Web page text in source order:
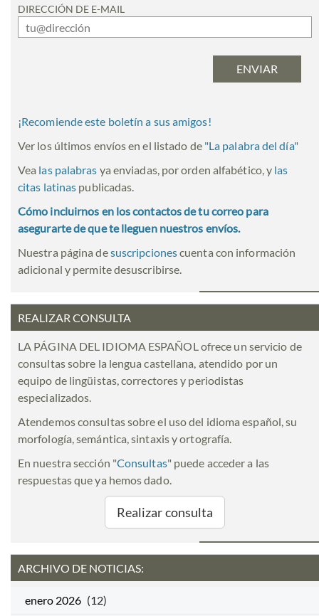
DIRECCIÓN DE E-MAIL
¡Recomiende este boletín a sus amigos!
Ver los últimos envíos en el listado de "La palabra del día"
Vea las palabras ya enviadas, por orden alfabético, y las
citas latinas publicadas.
Cómo incluirnos en los contactos de tu correo para
asegurarte de que te lleguen nuestros envíos.
Nuestra página desuscripcionescuenta con información
adicional y permite desuscribirse.
REALIZAR CONSULTA
LA PÁGINA DEL IDIOMA ESPAÑOL ofrece un servicio de
consultas sobre la lengua castellana, atendido por un
equipo de lingüistas, correctores y periodistas
especializados.
Atendemos consultas sobre el uso del idioma español, su
morfología, semántica, sintaxis y ortografía.
En nuestra sección "Consultas" puede acceder a las
respuestas que ya hemos dado.
Realizar consulta
ARCHIVO DE NOTICIAS:
enero 2026 (12)